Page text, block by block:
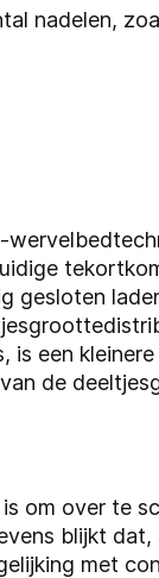
nadelen,
gesloten
is een
de
om over te
blijkt dat,
met